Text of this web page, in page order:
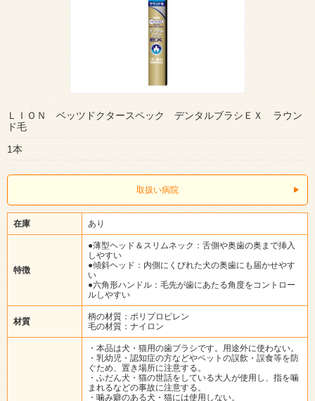
ＬＩＯＮ ベッツドクタースペック デンタルブラシＥＸ ラウン
ド毛
1本
取扱い病院
在庫 あり
特徴
●薄型ヘッド＆スリムネック：舌側や奥歯の奥まで挿入
しやすい
●傾斜ヘッド：内側にくびれた犬の奥歯にも届かせやす
い
●六角形ハンドル：毛先が歯にあたる角度をコントロー
ルしやすい
材質
柄の材質：ポリプロピレン
毛の材質：ナイロン
・本品は犬・猫用の歯ブラシです。用途外に使わない。
・乳幼児・認知症の方などやペットの誤飲・誤食等を防
ぐため、置き場所に注意する。
・ふだん犬・猫の世話をしている大人が使用し、指を噛
まれるなどの事故に注意する。
・噛み癖のある犬・猫には使用しない。